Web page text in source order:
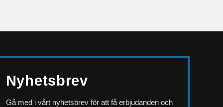
Nyhetsbrev
Gå med i vårt nyhetsbrev för att få erbjudanden och